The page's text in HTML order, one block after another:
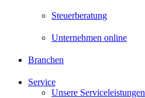
Steuerberatung
Unternehmen online
Branchen
Service
Unsere Serviceleistungen